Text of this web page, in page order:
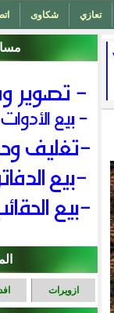
تعازي شكاوى
ازويرات